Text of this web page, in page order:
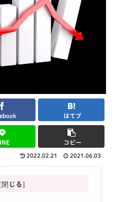
はてブ
コピー
2022.02.21 2021.06.03